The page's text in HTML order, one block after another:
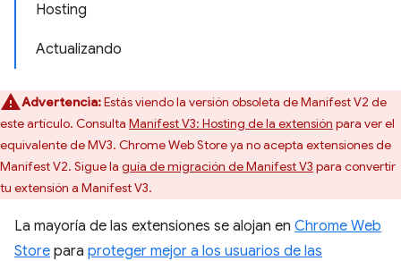
Hosting
Actualizando
Advertencia:Estás viendo la versión obsoleta de Manifest V2 de
este artículo. Consulta Manifest V3: Hosting de la extensión para ver el
equivalente de MV3. Chrome Web Store ya no acepta extensiones de
Manifest V2. Sigue la guía de migración de Manifest V3 para convertir
tu extensión a Manifest V3.
La mayoría de las extensiones se alojan en Chrome Web
Store para proteger mejor a los usuarios de las